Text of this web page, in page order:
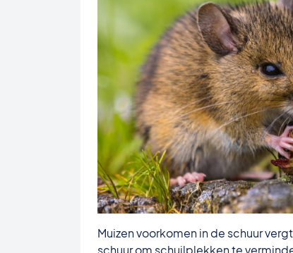
Muizen voorkomen in de schuur
schuur om schuilplekken te